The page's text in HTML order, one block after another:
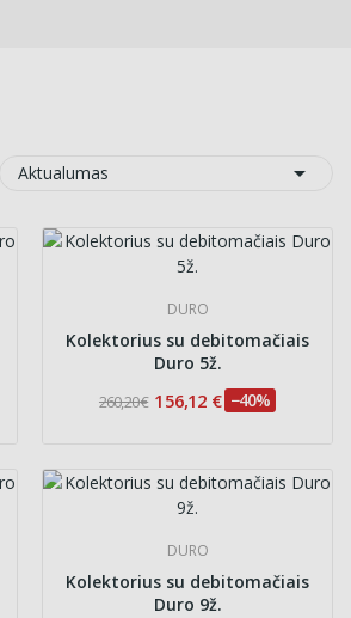
Aktualumas 
DURO
Kolektorius su debitomačiais
Duro 5ž.
260,20 € 156,12 € −40%
DURO
Kolektorius su debitomačiais
Duro 9ž.